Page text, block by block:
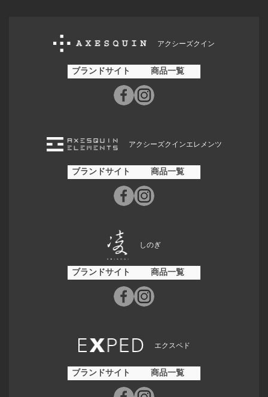
アクシーズクイン
ブランドサイト 商品一覧
アクシーズクインエレメンツ
ブランドサイト 商品一覧
しのぎ
ブランドサイト 商品一覧
エクスペド
ブランドサイト 商品一覧